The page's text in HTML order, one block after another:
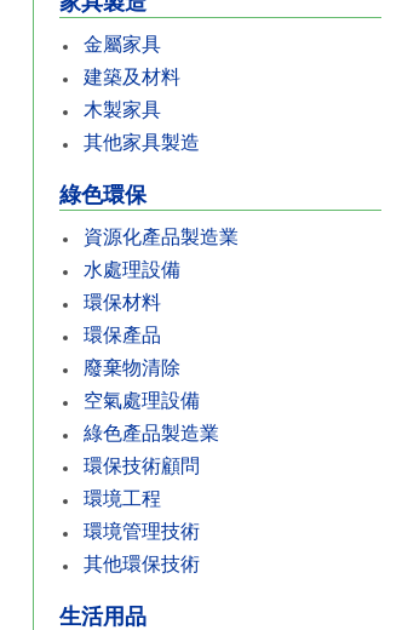
金屬家具
建築及材料
木製家具
其他家具製造
綠色環保
資源化產品製造業
水處理設備
環保材料
環保產品
廢棄物清除
空氣處理設備
綠色產品製造業
環保技術顧問
環境工程
環境管理技術
其他環保技術
生活用品